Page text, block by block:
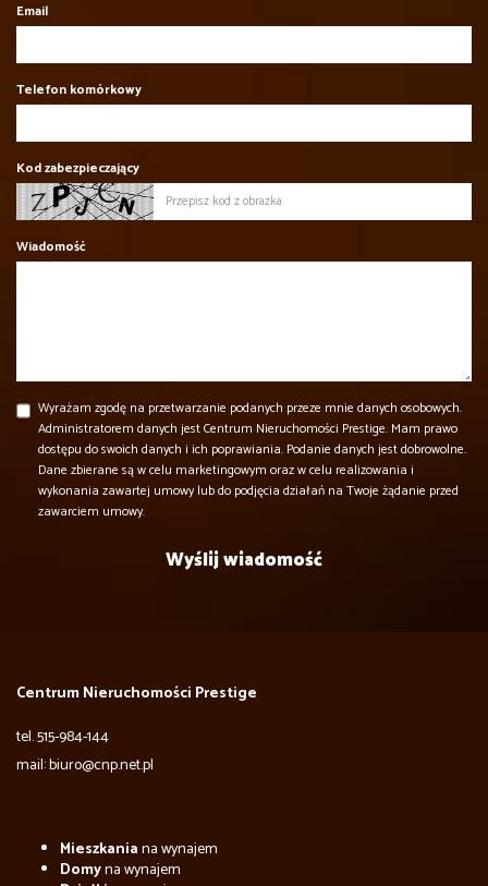
Email
Telefon komórkowy
Kod zabezpieczający
Wiadomość
Wyrażam zgodę na przetwarzanie podanych przeze mnie danych osobowych.
Administratorem danych jest Centrum Nieruchomości Prestige. Mam prawo
dostępu do swoich danych i ich poprawiania. Podanie danych jest dobrowolne.
Dane zbierane są w celu marketingowym oraz w celu realizowania i
wykonania zawartej umowy lub do podjęcia działań na Twoje żądanie przed
zawarciem umowy.
Centrum Nieruchomości Prestige
tel. 515-984-144
mail: biuro@cnp.net.pl
Mieszkaniana wynajem
Domyna wynajem